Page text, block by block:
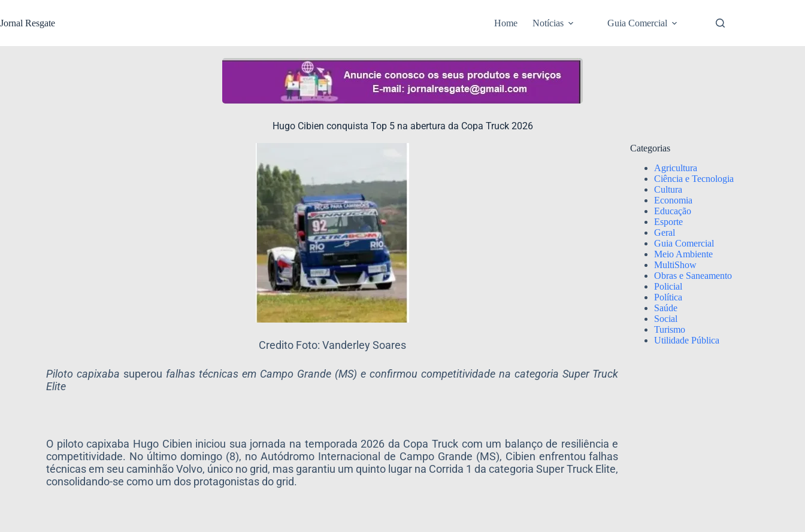
Jornal Resgate Home Notícias Guia Comercial
Hugo Cibien conquista Top 5 na abertura da Copa Truck 2026
Credito Foto: Vanderley Soares
Piloto capixaba superou falhas técnicas em Campo Grande (MS) e confirmou competitividade na categoria Super Truck
Elite
O piloto capixaba Hugo Cibien iniciou sua jornada na temporada 2026 da Copa Truck com um balanço de resiliência e
competitividade. No último domingo (8), no Autódromo Internacional de Campo Grande (MS), Cibien enfrentou falhas
técnicas em seu caminhão Volvo, único no grid, mas garantiu um quinto lugar na Corrida 1 da categoria Super Truck Elite,
consolidando-se como um dos protagonistas do grid.
Categorias
Agricultura
Ciência e Tecnologia
Cultura
Economia
Educação
Esporte
Geral
Guia Comercial
Meio Ambiente
MultiShow
Obras e Saneamento
Policial
Política
Saúde
Social
Turismo
Utilidade Pública